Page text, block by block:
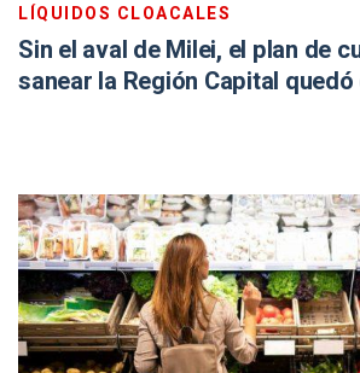
LÍQUIDOS CLOACALES
Sin el aval de Milei, el plan de
sanear la Región Capital